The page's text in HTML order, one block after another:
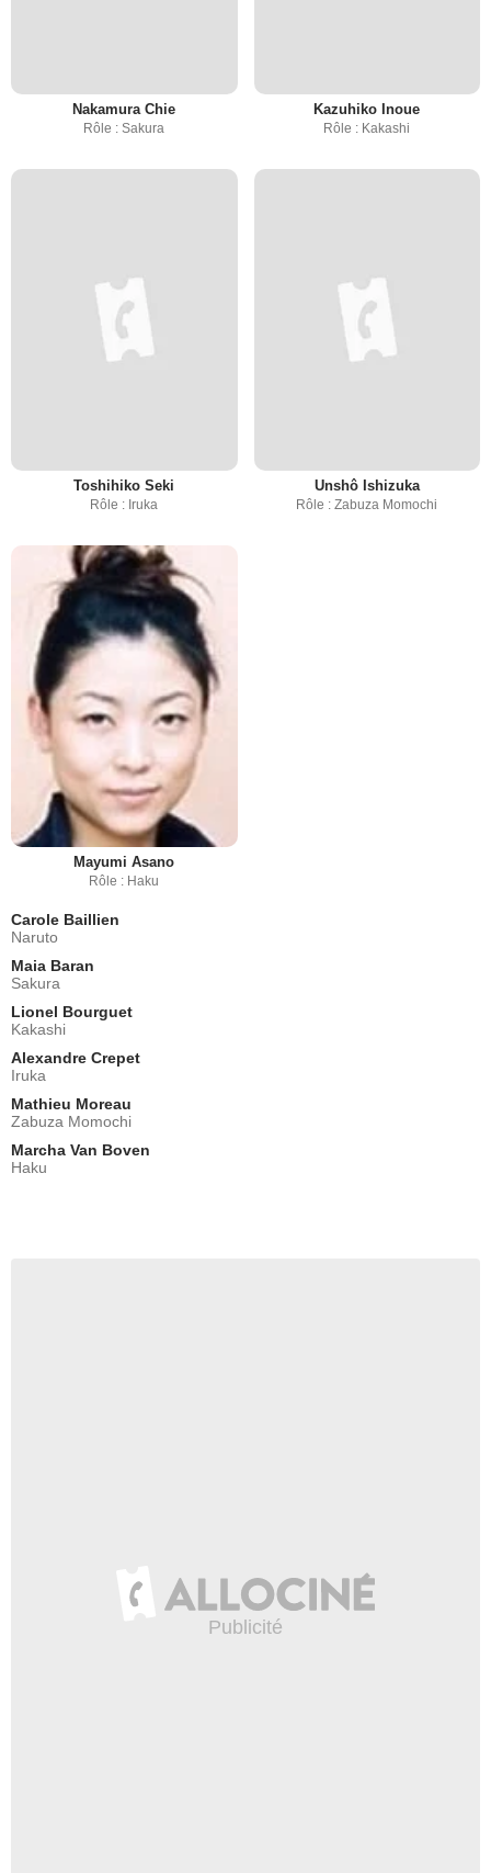
Nakamura Chie
Rôle : Sakura
Kazuhiko Inoue
Rôle : Kakashi
Toshihiko Seki
Rôle : Iruka
Unshô Ishizuka
Rôle : Zabuza Momochi
Mayumi Asano
Rôle : Haku
Carole Baillien
Naruto
Maia Baran
Sakura
Lionel Bourguet
Kakashi
Alexandre Crepet
Iruka
Mathieu Moreau
Zabuza Momochi
Marcha Van Boven
Haku